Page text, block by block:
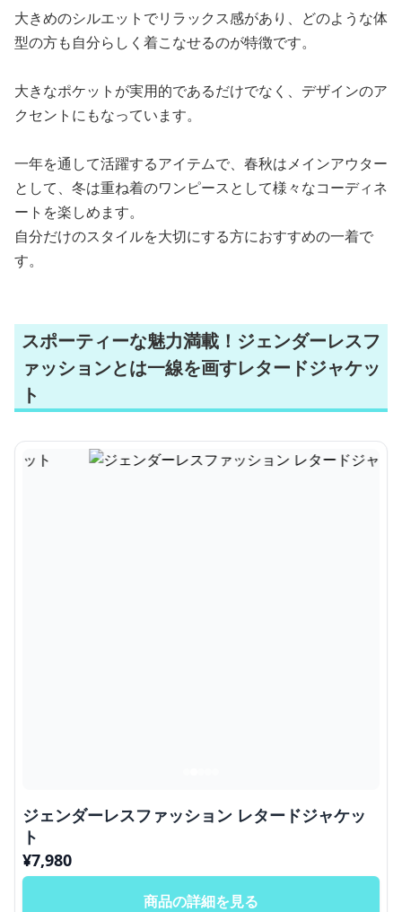
大きめのシルエットでリラックス感があり、どのような体
型の方も自分らしく着こなせるのが特徴です。
大きなポケットが実用的であるだけでなく、デザインのア
クセントにもなっています。
一年を通して活躍するアイテムで、春秋はメインアウター
として、冬は重ね着のワンピースとして様々なコーディネ
ートを楽しめます。
自分だけのスタイルを大切にする方におすすめの一着で
す。
スポーティーな魅力満載！ジェンダーレスフ
ァッションとは一線を画すレタードジャケッ
ト
ジェンダーレスファッション レタードジャケッ
ト
¥7,980
商品の詳細を見る